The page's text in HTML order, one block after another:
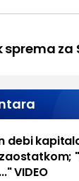
sprema za
debi
VIDEO